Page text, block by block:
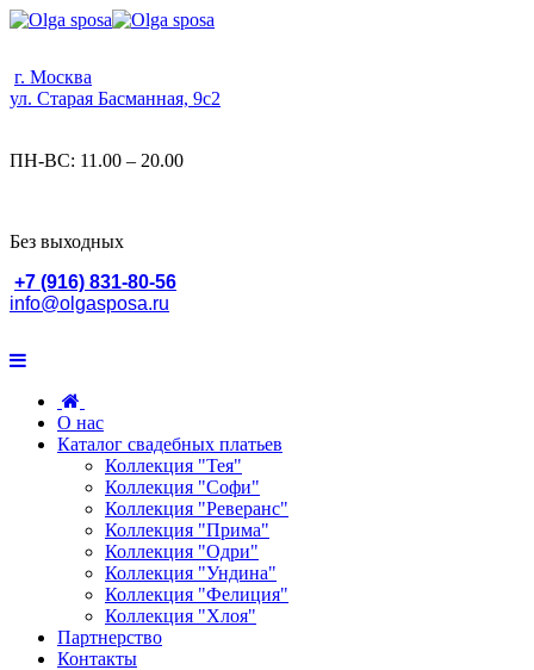
г. Москва
ул. Старая Басманная, 9с2
ПН-ВС: 11.00 – 20.00
Без выходных
+7 (916) 831-80-56
info@olgasposa.ru
О нас
Каталог свадебных платьев
Коллекция "Тея"
Коллекция "Софи"
Коллекция "Реверанс"
Коллекция "Прима"
Коллекция "Одри"
Коллекция "Ундина"
Коллекция "Фелиция"
Коллекция "Хлоя"
Партнерство
Контакты